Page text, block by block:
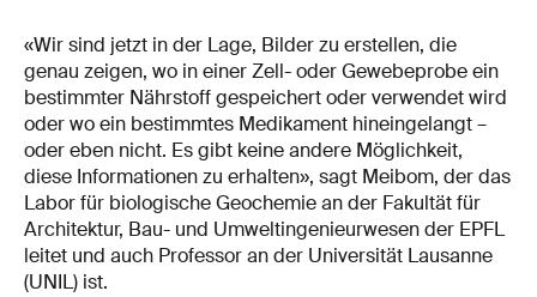
«Wir sind jetzt in der Lage, Bilder zu erstellen, die
genau zeigen, wo in einer Zell- oder Gewebeprobe ein
bestimmter Nährstoff gespeichert oder verwendet wird
oder wo ein bestimmtes Medikament hineingelangt –
oder eben nicht. Es gibt keine andere Möglichkeit,
diese Informationen zu erhalten», sagt Meibom, der das
Labor für biologische Geochemie an der Fakultät für
Architektur, Bau- und Umweltingenieurwesen der EPFL
leitet und auch Professor an der Universität Lausanne
(UNIL) ist.